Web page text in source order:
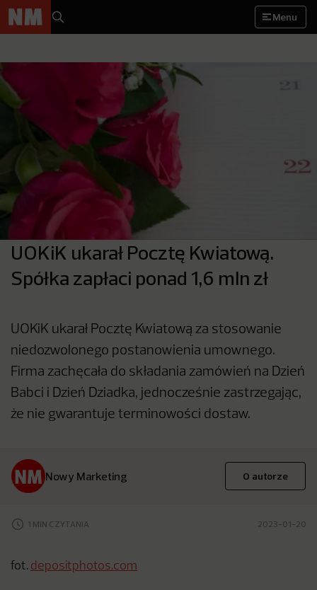
Menu
UOKiK ukarał Pocztę Kwiatową.
Spółka zapłaci ponad 1,6 mln zł
UOKiK ukarał Pocztę Kwiatową za stosowanie
niedozwolonego postanowienia umownego.
Firma zachęcała do składania zamówień na Dzień
Babci i Dzień Dziadka, jednocześnie zastrzegając,
że nie gwarantuje terminowości dostaw.
Nowy Marketing O autorze
1 MIN CZYTANIA 2023-01-20
fot. depositphotos.com